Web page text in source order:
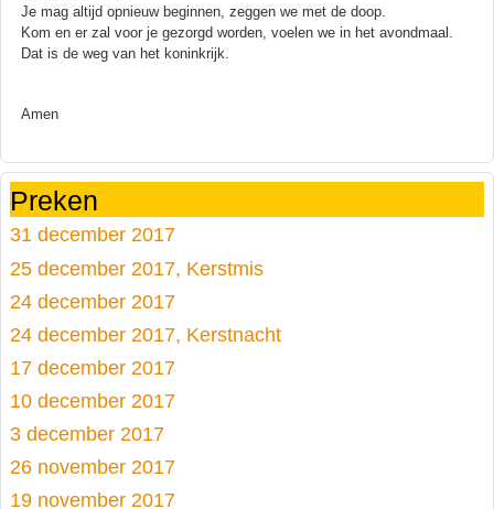
Je mag altijd opnieuw beginnen, zeggen we met de doop.
Kom en er zal voor je gezorgd worden, voelen we in het avondmaal.
Dat is de weg van het koninkrijk.
Amen
Preken
31 december 2017
25 december 2017, Kerstmis
24 december 2017
24 december 2017, Kerstnacht
17 december 2017
10 december 2017
3 december 2017
26 november 2017
19 november 2017